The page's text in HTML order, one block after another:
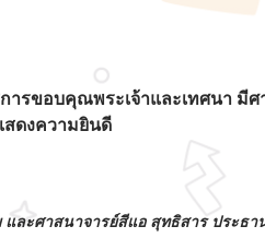
รขอบคุณพระเจ้าและเทศนา มี
สดงความยินดี
ละศาสนาจารย์สีแอ สุทธิสาร ประธา